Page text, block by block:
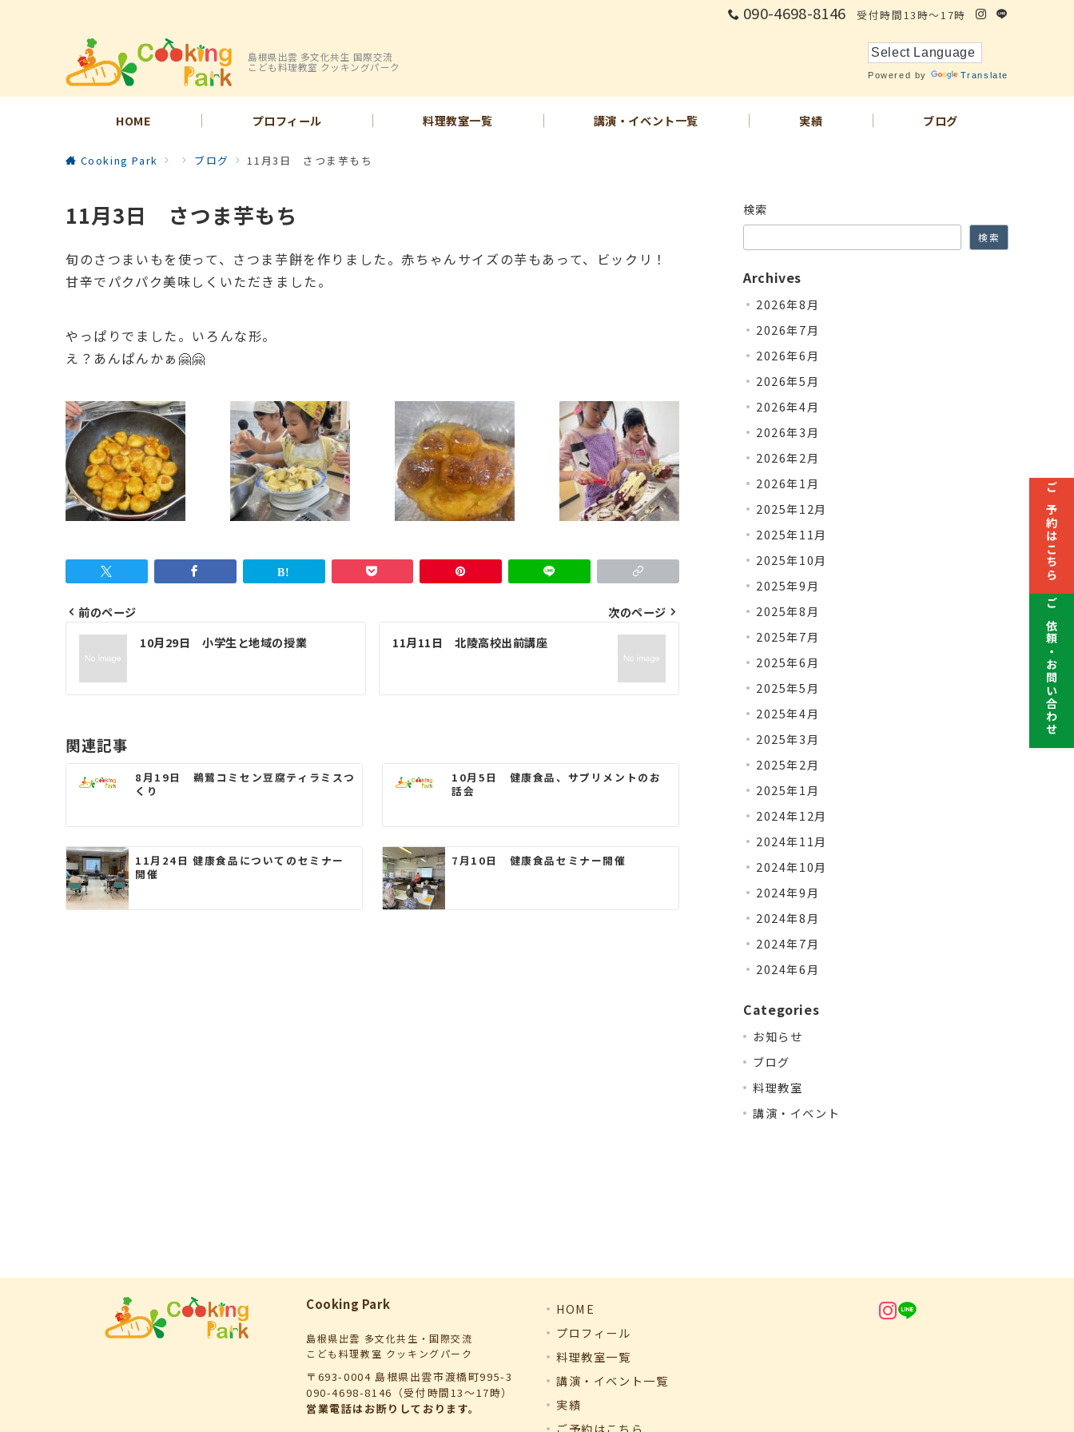
090-4698-8146 受付時間13時～17時
島根県出雲 多文化共生 国際交流
こども料理教室 クッキングパーク
Powered by Translate
HOME プロフィール 料理教室一覧 講演・イベント一覧 実績 ブログ
Cooking Park ブログ 11月3日 さつま芋もち
11月3日 さつま芋もち
旬のさつまいもを使って、さつま芋餅を作りました。赤ちゃんサイズの芋もあって、ビックリ！
甘辛でパクパク美味しくいただきました。
やっぱりでました。いろんな形。
え？あんぱんかぁ🤗🤗
投
ナ
ゲ
ー
ョ
ン
前のページ
10月29日 小学生と地域の授業
次のページ
11月11日 北陵高校出前講座
関連記事
8月19日 鵜鷺コミセン豆腐ティラミスつ
くり
10月5日 健康食品、サプリメントのお
話会
11月24日 健康食品についてのセミナー
開催
7月10日 健康食品セミナー開催
検索
検索
Archives
2026年8月
2026年7月
2026年6月
2026年5月
2026年4月
2026年3月
2026年2月
2026年1月
2025年12月
2025年11月
2025年10月
2025年9月
2025年8月
2025年7月
2025年6月
2025年5月
2025年4月
2025年3月
2025年2月
2025年1月
2024年12月
2024年11月
2024年10月
2024年9月
2024年8月
2024年7月
2024年6月
Categories
お知らせ
ブログ
料理教室
講演・イベント
Cooking Park
島根県出雲 多文化共生・国際交流
こども料理教室 クッキングパーク
〒693-0004 島根県出雲市渡橋町995-3
090-4698-8146（受付時間13～17時）
営業電話はお断りしております。
HOME
プロフィール
料理教室一覧
講演・イベント一覧
実績
ご予約はこちら
ご予約はこちら
ご依頼・お問い合わせ